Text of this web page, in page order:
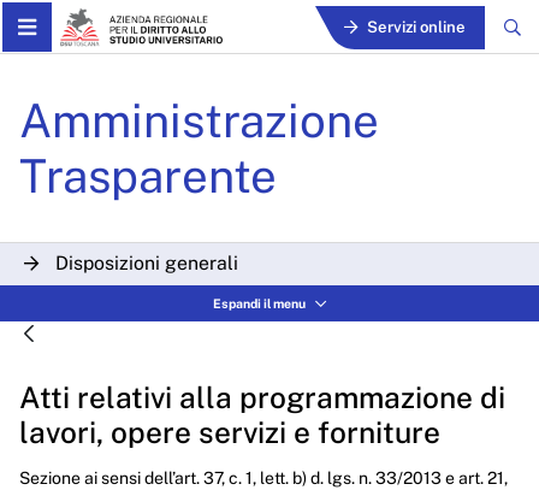
Skip to Main Content Servizi online
Amministrazione
Trasparente
Disposizioni generali
Personale
Espandi il menu
Atti relativi alla programmazione di
lavori, opere servizi e forniture
Sezione ai sensi dell’art. 37, c. 1, lett. b) d. lgs. n. 33/2013 e art. 21,